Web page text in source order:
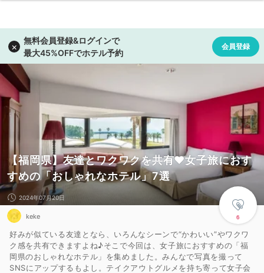
【福岡県】友達とワクワクを共有❤女子旅におす
すめの「おしゃれなホテル」7選
6
2024年07月20日
keke
好みが似ている友達となら、いろんなシーンで“かわいい”やワクワ
ク感を共有できますよね♪そこで今回は、女子旅におすすめの「福
岡県のおしゃれなホテル」を集めました。みんなで写真を撮って
SNSにアップするもよし。テイクアウトグルメを持ち寄って女子会